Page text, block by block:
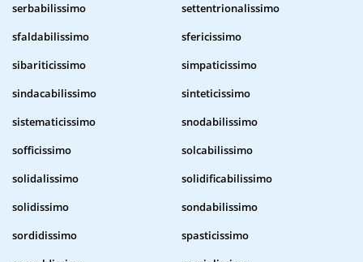
serbabilissimo
settentrionalissimo
sfaldabilissimo
sfericissimo
sibariticissimo
simpaticissimo
sindacabilissimo
sinteticissimo
sistematicissimo
snodabilissimo
sofficissimo
solcabilissimo
solidalissimo
solidificabilissimo
solidissimo
sondabilissimo
sordidissimo
spasticissimo